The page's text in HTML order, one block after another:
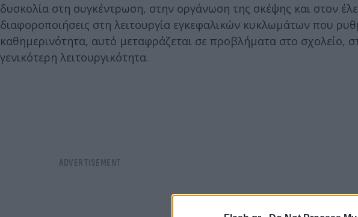
δυσκολία στη συγκέντρωση, στην οργάνωση της σκέψης και στον
διαφοροποιήσεις στη λειτουργία εγκεφαλικών κυκλωμάτων που
καθημερινότητα, αυτό μεταφράζεται σε προβλήματα στο σχολείο,
γενικότερη λειτουργικότητα.